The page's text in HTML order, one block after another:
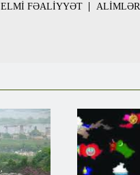
ELMİ FƏALİYYƏT ALİMLƏR